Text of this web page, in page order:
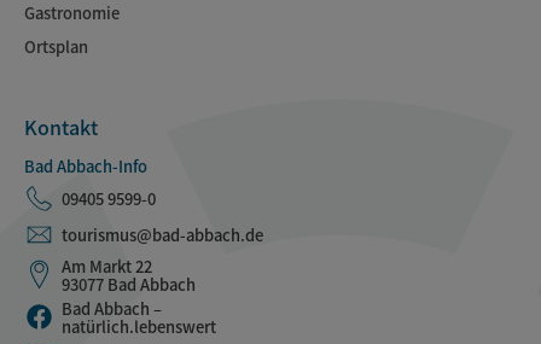
Gastronomie
Ortsplan
Kontakt
Bad Abbach-Info
09405 9599-0
tourismus@bad-abbach.de
Am Markt 22
93077 Bad Abbach
Bad Abbach –
natürlich.lebenswert